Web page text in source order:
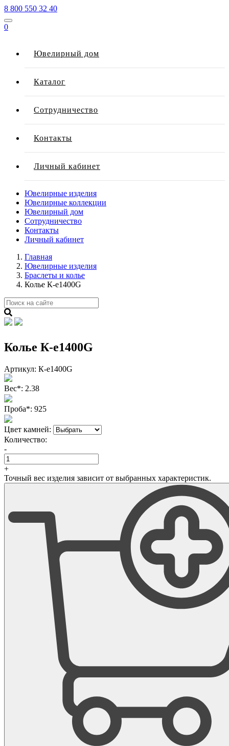
8 800 550 32 40
0
Ювелирный дом
Каталог
Сотрудничество
Контакты
Личный кабинет
Ювелирные изделия
Ювелирные коллекции
Ювелирный дом
Сотрудничество
Контакты
Личный кабинет
Главная
Ювелирные изделия
Браслеты и колье
Колье К-е1400G
Колье К-е1400G
Артикул: К-е1400G
Вес*: 2.38
Проба*: 925
Цвет камней:
Количество:
-
+
Точный вес изделия зависит от выбранных характеристик.